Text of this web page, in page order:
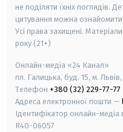
не поділяти їхніх поглядів.
цитування можна
Усі права захищені.
року (21+)
Онлайн-медіа «24 Канал»
пл. Галицька, буд. 15, м.
Телефон +380 (32) 229-77-77
Адреса електронної пошти —
Ідентифікатор онлайн-медіа
R40-06057